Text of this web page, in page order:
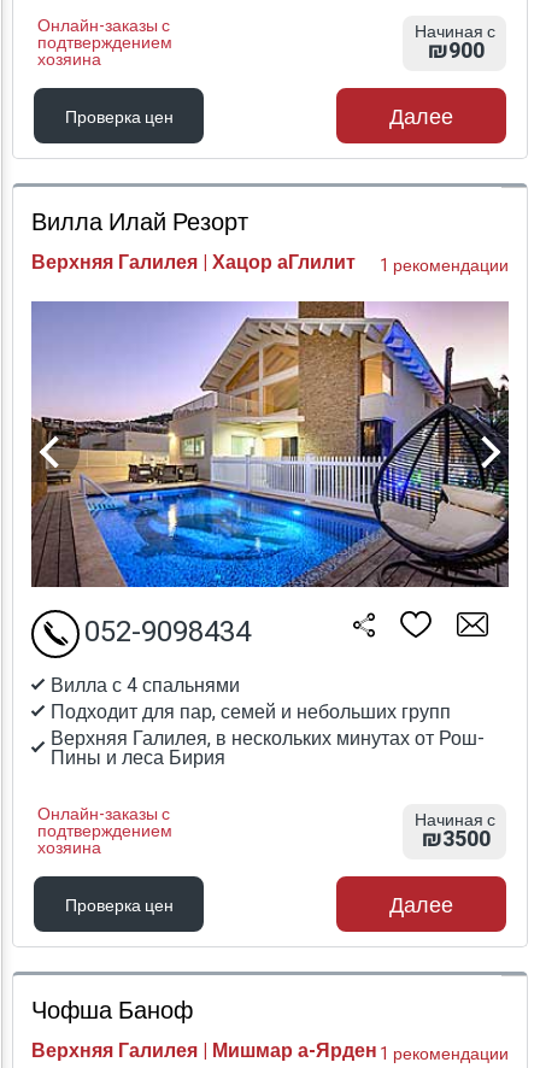
Онлайн-заказы с
подтверждением
хозяина
Начиная с
₪900
Проверка цен
Проверка цен
Далее
Вилла Илай Резорт
Верхняя Галилея | Хацор аГлилит 1 рекомендации
Вилла с 4 спальнями
Подходит для пар, семей и небольших групп
Верхняя Галилея, в нескольких минутах от Рош-
Пины и леса Бирия
Онлайн-заказы с
подтверждением
хозяина
052-9098434
Начиная с
₪3500
Проверка цен
Проверка цен
Далее
Чофша Баноф
Верхняя Галилея | Мишмар а-Ярден1 рекомендации